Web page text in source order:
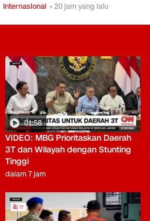
Internasional • 20 jam yang lalu
01:58
VIDEO: MBG Prioritaskan Daerah
3T dan Wilayah dengan Stunting
Tinggi
dalam 7 jam